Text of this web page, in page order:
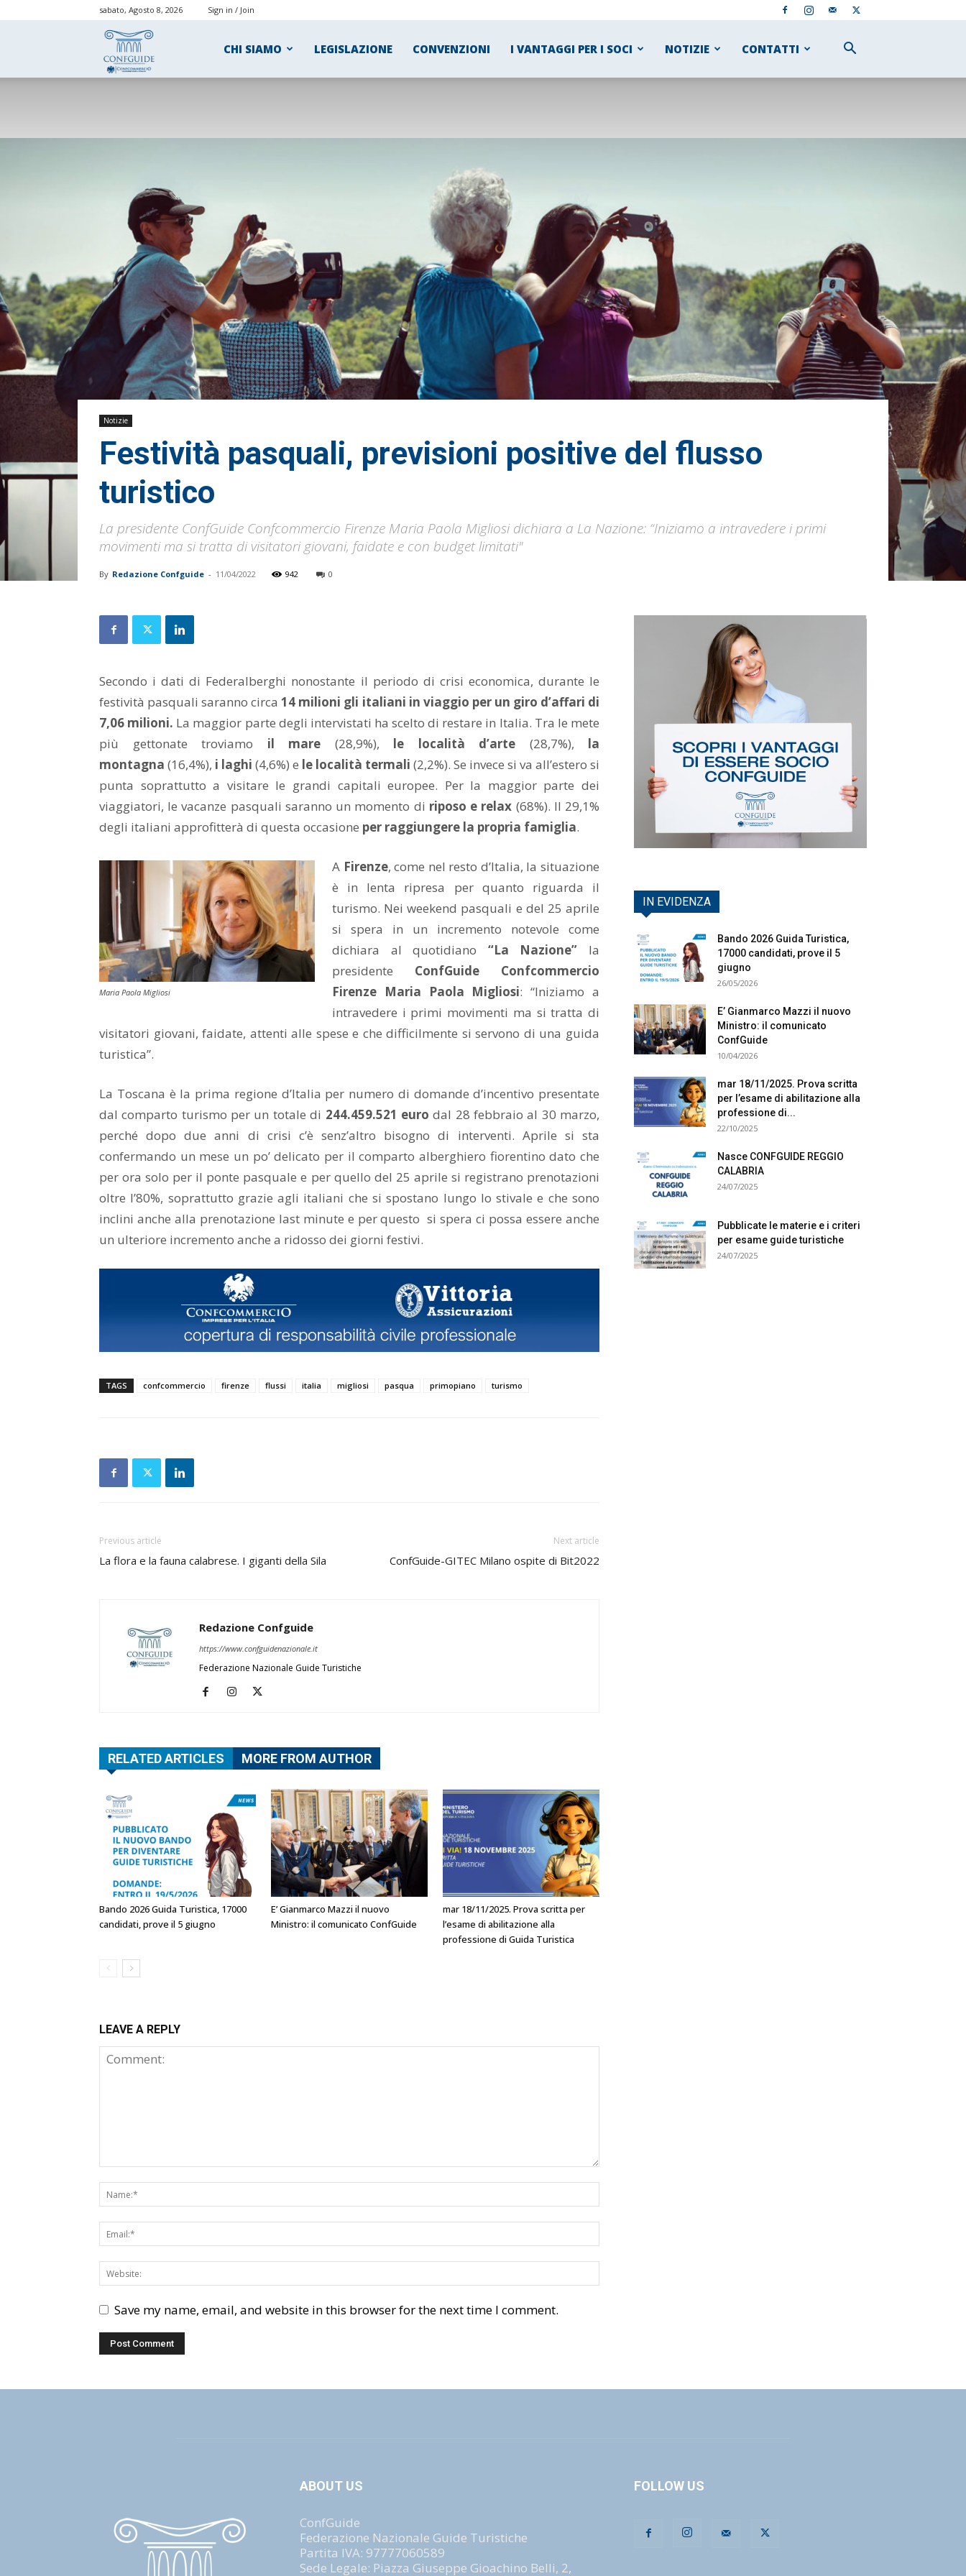
sabato, Agosto 8, 2026 Sign in / Join
CHI SIAMO LEGISLAZIONE CONVENZIONI I VANTAGGI PER I SOCI NOTIZIE CONTATTI
Notizie
Festività pasquali, previsioni positive del flusso
turistico
La presidente ConfGuide Confcommercio Firenze Maria Paola Migliosi dichiara a La Nazione: “Iniziamo a intravedere i primi
movimenti ma si tratta di visitatori giovani, faidate e con budget limitati"
By Redazione Confguide - 11/04/2022 942 0
Secondo i dati di Federalberghi nonostante il periodo di crisi economica, durante le
festività pasquali saranno circa 14 milioni gli italiani in viaggio per un giro d’affari di
7,06 milioni. La maggior parte degli intervistati ha scelto di restare in Italia. Tra le mete
più gettonate troviamo il mare (28,9%), le località d’arte (28,7%), la
montagna (16,4%), i laghi (4,6%) e le località termali (2,2%). Se invece si va all’estero si
punta soprattutto a visitare le grandi capitali europee. Per la maggior parte dei
viaggiatori, le vacanze pasquali saranno un momento di riposo e relax (68%). Il 29,1%
degli italiani approfitterà di questa occasione per raggiungere la propria famiglia.
Maria Paola Migliosi
A Firenze, come nel resto d’Italia, la situazione
è in lenta ripresa per quanto riguarda il
turismo. Nei weekend pasquali e del 25 aprile
si spera in un incremento notevole come
dichiara al quotidiano “La Nazione” la
presidente ConfGuide Confcommercio
Firenze Maria Paola Migliosi: “Iniziamo a
intravedere i primi movimenti ma si tratta di
visitatori giovani, faidate, attenti alle spese e che difficilmente si servono di una guida
turistica”.
La Toscana è la prima regione d’Italia per numero di domande d’incentivo presentate
dal comparto turismo per un totale di 244.459.521 euro dal 28 febbraio al 30 marzo,
perché dopo due anni di crisi c’è senz’altro bisogno di interventi. Aprile si sta
confermando un mese un po’ delicato per il comparto alberghiero fiorentino dato che
per ora solo per il ponte pasquale e per quello del 25 aprile si registrano prenotazioni
oltre l’80%, soprattutto grazie agli italiani che si spostano lungo lo stivale e che sono
inclini anche alla prenotazione last minute e per questo si spera ci possa essere anche
un ulteriore incremento anche a ridosso dei giorni festivi.
TAGS confcommercio firenze flussi italia migliosi pasqua primopiano turismo
Previous article
La flora e la fauna calabrese. I giganti della Sila
Next article
ConfGuide-GITEC Milano ospite di Bit2022
Redazione Confguide
https://www.confguidenazionale.it
Federazione Nazionale Guide Turistiche
RELATED ARTICLES MORE FROM AUTHOR
Bando 2026 Guida Turistica, 17000
candidati, prove il 5 giugno
E’ Gianmarco Mazzi il nuovo
Ministro: il comunicato ConfGuide
mar 18/11/2025. Prova scritta per
l’esame di abilitazione alla
professione di Guida Turistica
LEAVE A REPLY
Save my name, email, and website in this browser for the next time I comment.
IN EVIDENZA
Bando 2026 Guida Turistica,
17000 candidati, prove il 5
giugno
26/05/2026
E’ Gianmarco Mazzi il nuovo
Ministro: il comunicato
ConfGuide
10/04/2026
mar 18/11/2025. Prova scritta
per l’esame di abilitazione alla
professione di...
22/10/2025
Nasce CONFGUIDE REGGIO
CALABRIA
24/07/2025
Pubblicate le materie e i criteri
per esame guide turistiche
24/07/2025
ABOUT US
ConfGuide
Federazione Nazionale Guide Turistiche
Partita IVA: 97777060589
Sede Legale: Piazza Giuseppe Gioachino Belli, 2,
FOLLOW US